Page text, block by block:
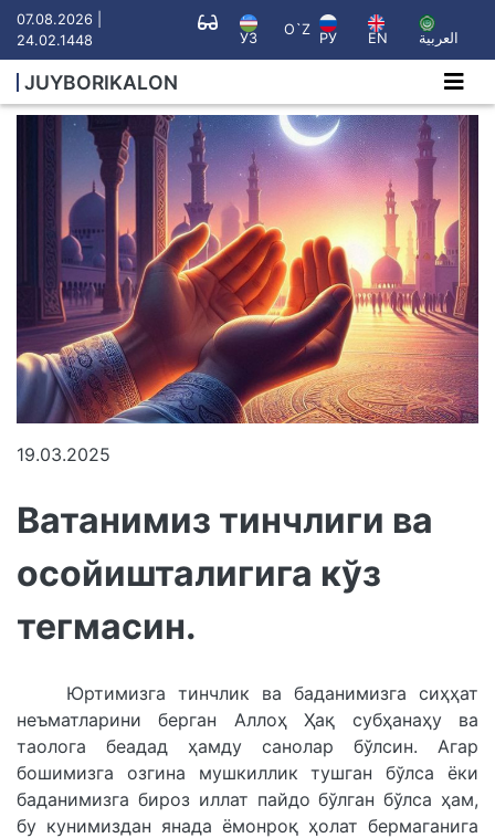
07.08.2026 |
24.02.1448
УЗ
O`Z
РУ EN العربية
JUYBORIKALON
19.03.2025
Ватанимиз тинчлиги ва
осойишталигига кўз
тегмасин.
Юртимизга тинчлик ва баданимизга сиҳҳат
неъматларини берган Аллоҳ Ҳақ субҳанаҳу ва
таолога беадад ҳамду санолар бўлсин. Агар
бошимизга озгина мушкиллик тушган бўлса ёки
баданимизга бироз иллат пайдо бўлган бўлса ҳам,
бу кунимиздан янада ёмонроқ ҳолат бермаганига